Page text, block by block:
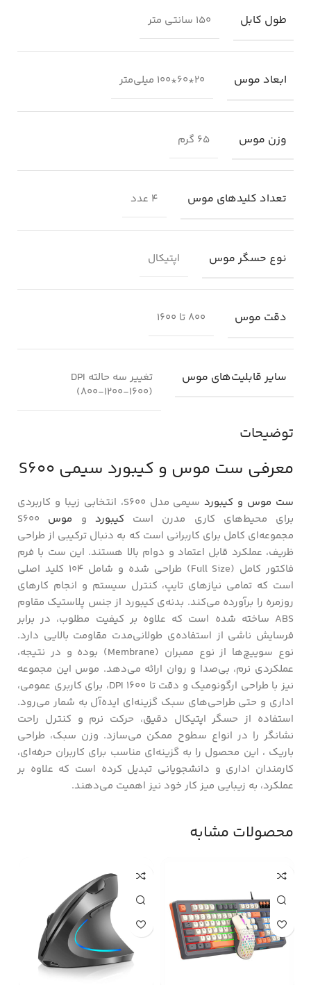
توضیحات
معرفی ست موس و کیبورد سیمی S600
ست موس و کیبورد
سیمی مدل S600، انتخابی زیبا و کاربردی
برای محیط‌های کاری مدرن است کیبورد و موس
S600
مجموعه‌ای کامل برای کاربرانی است که به دنبال ترکیبی از طراحی
ظریف، عملکرد قابل اعتماد و دوام بالا هستند. این ست با فرم
فاکتور کامل (Full Size) طراحی شده و شامل ۱۰۴ کلید اصلی
است که تمامی نیازهای تایپ، کنترل سیستم و انجام کارهای
روزمره را برآورده می‌کند. بدنه‌ی کیبورد از جنس پلاستیک مقاوم
ABS ساخته شده است که علاوه بر کیفیت مطلوب، در برابر
فرسایش ناشی از استفاده‌ی طولانی‌مدت مقاومت بالایی دارد.
نوع سوییچ‌ها از نوع ممبران (Membrane) بوده و در نتیجه،
عملکردی نرم، بی‌صدا و روان ارائه می‌دهد. موس این مجموعه
نیز با طراحی ارگونومیک و دقت تا 1600 DPI، برای کاربری عمومی،
اداری و حتی طراحی‌های سبک گزینه‌ای ایده‌آل به شمار می‌رود.
استفاده از حسگر اپتیکال دقیق، حرکت نرم و کنترل راحت
نشانگر را در انواع سطوح ممکن می‌سازد. وزن سبک، طراحی
باریک ، این محصول را به گزینه‌ای مناسب برای کاربران حرفه‌ای،
کارمندان اداری و دانشجویانی تبدیل کرده است که علاوه بر
عملکرد، به زیبایی میز کار خود نیز اهمیت می‌دهند.
طول کابل ۱۵۰ سانتی متر
ابعاد موس ۲۰*۶۰*۱۰۰ میلی‌متر
وزن موس ۶۵ گرم
تعداد کلیدهای موس ۴ عدد
نوع حسگر موس اپتیکال
دقت موس ۸۰۰ تا ۱۶۰۰
سایر قابلیت‌های موس
تغییر سه حالته DPI
(۸۰۰-۱۲۰۰-۱۶۰۰)
محصولات مشابه